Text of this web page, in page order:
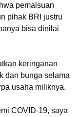
pemalsuan
pihak BRI justru
bisa dinilai
keringanan
dan bunga selama
usaha miliknya.
COVID-19, saya